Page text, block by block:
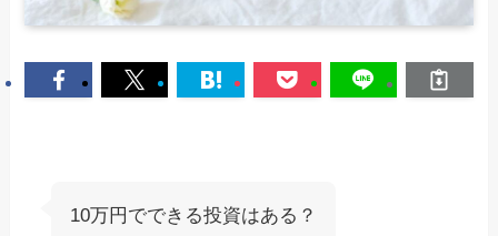
10万円でできる投資はある？